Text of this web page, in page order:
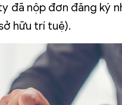
đã nộp đơn đăng ký
hữu trí tuệ).